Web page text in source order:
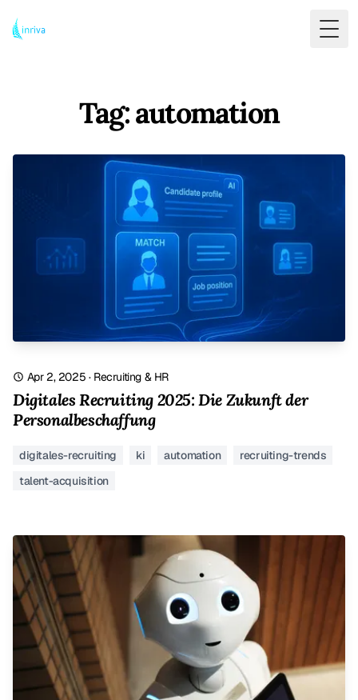
Tag: automation
Apr 2, 2025 · Recruiting & HR
Digitales Recruiting 2025: Die Zukunft der
Personalbeschaffung
digitales-recruiting ki automation
recruiting-trends
talent-acquisition